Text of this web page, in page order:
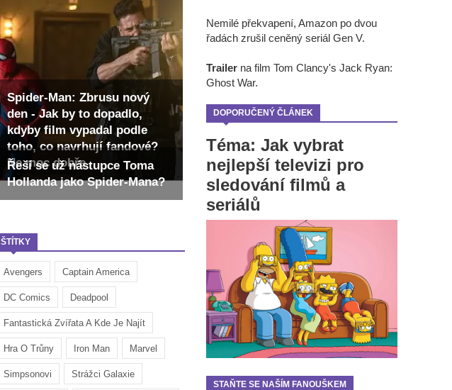
Spider-Man: Zbrusu nový
den - Jak by to dopadlo,
kdyby film vypadal podle
toho, co navrhují fandové?
Ne moc dobře
Řeší se už nástupce Toma
Hollanda jako Spider-Mana?
ŠTÍTKY
Avengers Captain America
DC Comics Deadpool
Fantastická Zvířata A Kde Je Najít
Hra O Trůny Iron Man Marvel
Simpsonovi Strážci Galaxie
Nemilé překvapení, Amazon po dvou
řadách zrušil ceněný seriál Gen V.
Trailer na film Tom Clancy's Jack Ryan:
Ghost War.
DOPORUČENÝ ČLÁNEK
Téma: Jak vybrat
nejlepší televizi pro
sledování filmů a
seriálů
STAŇTE SE NAŠÍM FANOUŠKEM